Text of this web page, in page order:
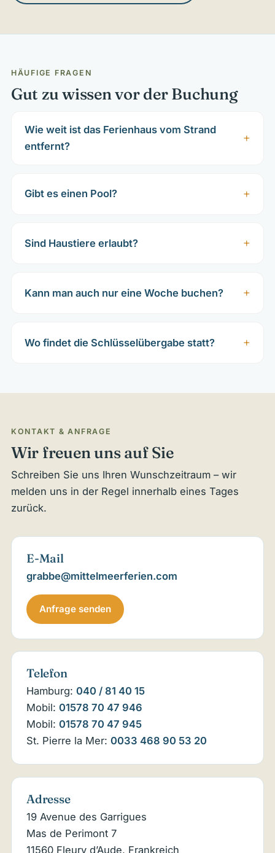
HÄUFIGE FRAGEN
Gut zu wissen vor der Buchung
Wie weit ist das Ferienhaus vom Strand
entfernt?
Gibt es einen Pool?
Sind Haustiere erlaubt?
Kann man auch nur eine Woche buchen?
Wo findet die Schlüsselübergabe statt?
KONTAKT & ANFRAGE
Wir freuen uns auf Sie
Schreiben Sie uns Ihren Wunschzeitraum – wir
melden uns in der Regel innerhalb eines Tages
zurück.
E-Mail
grabbe@mittelmeerferien.com
Anfrage senden
Telefon
Hamburg: 040 / 81 40 15
Mobil: 01578 70 47 946
Mobil: 01578 70 47 945
St. Pierre la Mer: 0033 468 90 53 20
Adresse
19 Avenue des Garrigues
Mas de Perimont 7
11560 Fleury d’Aude, Frankreich